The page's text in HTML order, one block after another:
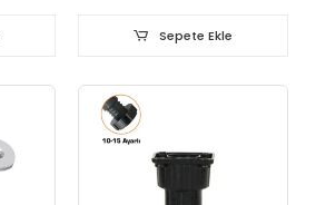
Sepete Ekle